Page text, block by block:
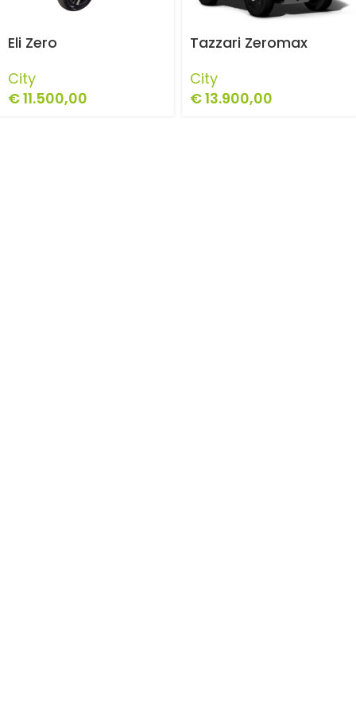
Eli Zero
City
€11.500,00
Tazzari Zeromax
City
€13.900,00